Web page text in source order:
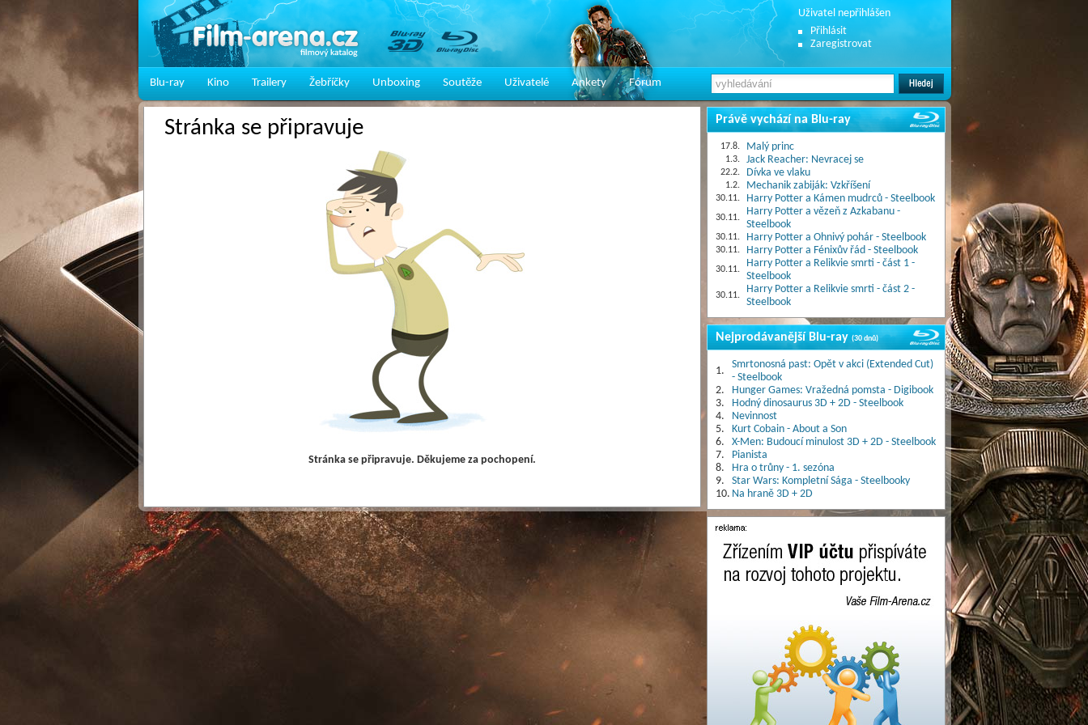
Uživatel nepřihlášen
Přihlásit
Zaregistrovat
Blu-ray Kino Trailery Žebříčky Unboxing Soutěže Uživatelé Ankety Fórum
Stránka se připravuje
Stránka se připravuje. Děkujeme za pochopení.
Právě vychází na Blu-ray
17.8. Malý princ
1.3. Jack Reacher: Nevracej se
22.2. Dívka ve vlaku
1.2. Mechanik zabiják: Vzkříšení
30.11. Harry Potter a Kámen mudrců - Steelbook
30.11.
Harry Potter a vězeň z Azkabanu -
Steelbook
30.11. Harry Potter a Ohnivý pohár - Steelbook
30.11. Harry Potter a Fénixův řád - Steelbook
30.11.
Harry Potter a Relikvie smrti - část 1 -
Steelbook
30.11.
Harry Potter a Relikvie smrti - část 2 -
Steelbook
Nejprodávanější Blu-ray(30 dnů)
1.
Smrtonosná past: Opět v akci (Extended Cut)
- Steelbook
2.
Hunger Games: Vražedná pomsta - Digibook
3.
Hodný dinosaurus 3D + 2D - Steelbook
4.
Nevinnost
5.
Kurt Cobain - About a Son
6.
X-Men: Budoucí minulost 3D + 2D - Steelbook
7.
Pianista
8.
Hra o trůny - 1. sezóna
9.
Star Wars: Kompletní Sága - Steelbooky
10. Na hraně 3D + 2D